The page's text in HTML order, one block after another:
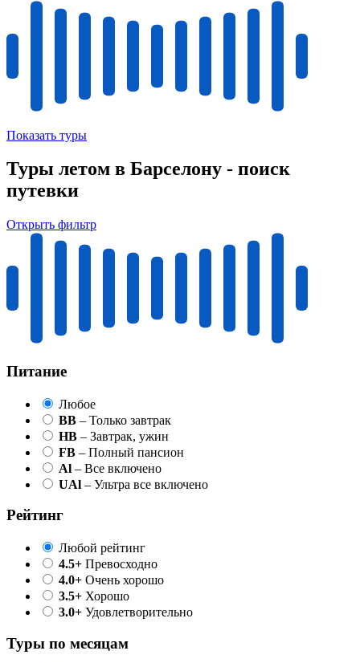
Показать туры
Туры летом в Барселону - поиск
путевки
Открыть фильтр
Питание
Любое
BB – Только завтрак
HB – Завтрак, ужин
FB – Полный пансион
Al – Все включено
UAl – Ультра все включено
Рейтинг
Любой рейтинг
4.5+ Превосходно
4.0+ Очень хорошо
3.5+ Хорошо
3.0+ Удовлетворительно
Туры по месяцам